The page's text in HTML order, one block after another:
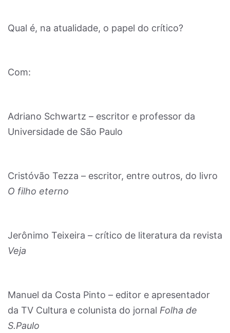
Qual é, na atualidade, o papel do crítico?
Com:
Adriano Schwartz – escritor e professor da
Universidade de São Paulo
Cristóvão Tezza – escritor, entre outros, do livro
O filho eterno
Jerônimo Teixeira – crítico de literatura da revista
Veja
Manuel da Costa Pinto – editor e apresentador
da TV Cultura e colunista do jornal Folha de
S.Paulo